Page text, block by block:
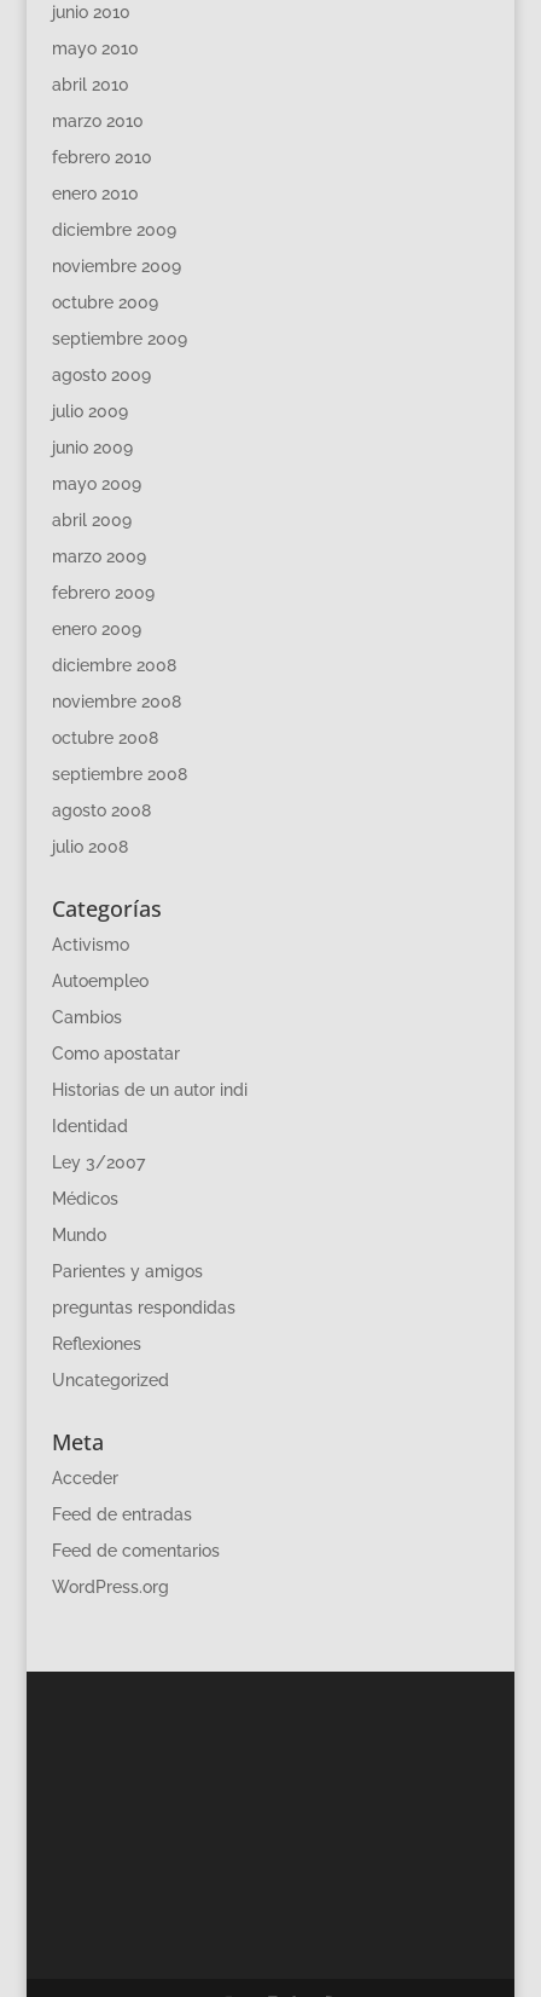
junio 2010
mayo 2010
abril 2010
marzo 2010
febrero 2010
enero 2010
diciembre 2009
noviembre 2009
octubre 2009
septiembre 2009
agosto 2009
julio 2009
junio 2009
mayo 2009
abril 2009
marzo 2009
febrero 2009
enero 2009
diciembre 2008
noviembre 2008
octubre 2008
septiembre 2008
agosto 2008
julio 2008
Categorías
Activismo
Autoempleo
Cambios
Como apostatar
Historias de un autor indi
Identidad
Ley 3/2007
Médicos
Mundo
Parientes y amigos
preguntas respondidas
Reflexiones
Uncategorized
Meta
Acceder
Feed de entradas
Feed de comentarios
WordPress.org